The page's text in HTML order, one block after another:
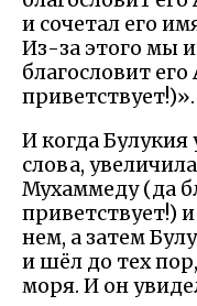
и сочетал его
Из-за этого мы
благословит его
приветствует!)».
И когда
слова,
Мухаммеду (да
приветствует!)
нем, а затем
и шёл до тех
моря. И он